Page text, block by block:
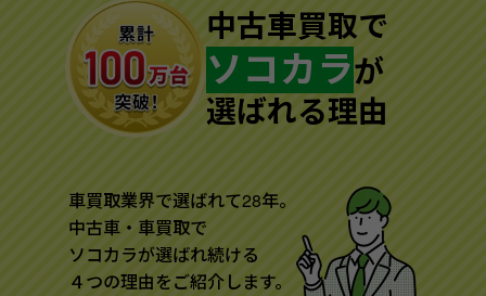
中古車買取で
ソコカラが
選ばれる理由
車買取業界で選ばれて28年。
中古車・車買取で
ソコカラが選ばれ続ける
４つの理由をご紹介します。